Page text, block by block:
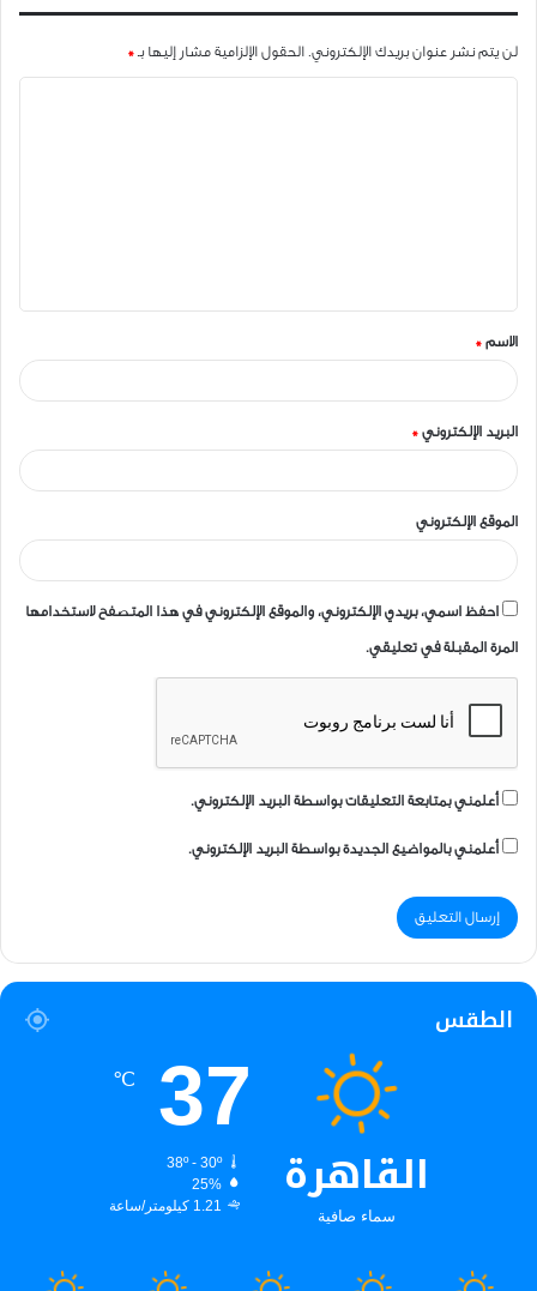
لن يتم نشر عنوان بريدك الإلكتروني. الحقول الإلزامية مشار إليها بـ*
ق
*الاسم *
البريد الإلكتروني *
الموقع الإلكتروني
احفظ اسمي، بريدي الإلكتروني، والموقع الإلكتروني في هذا المتصفح لاستخدامها
المرة المقبلة في تعليقي.
أعلمني بمتابعة التعليقات بواسطة البريد الإلكتروني.
أعلمني بالمواضيع الجديدة بواسطة البريد الإلكتروني.
الطقس
القاهرة
سماء صافية
37
℃
38º - 30º
25%
1.21 كيلومتر/ساعة